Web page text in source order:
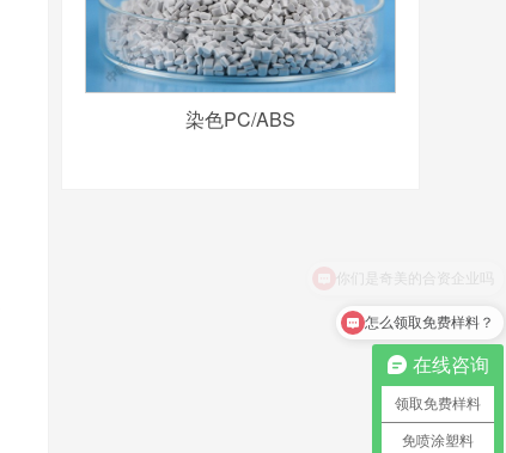
染色PC/ABS
在线咨询
领取免费样料
免喷涂塑料
怎么领取免费样料？